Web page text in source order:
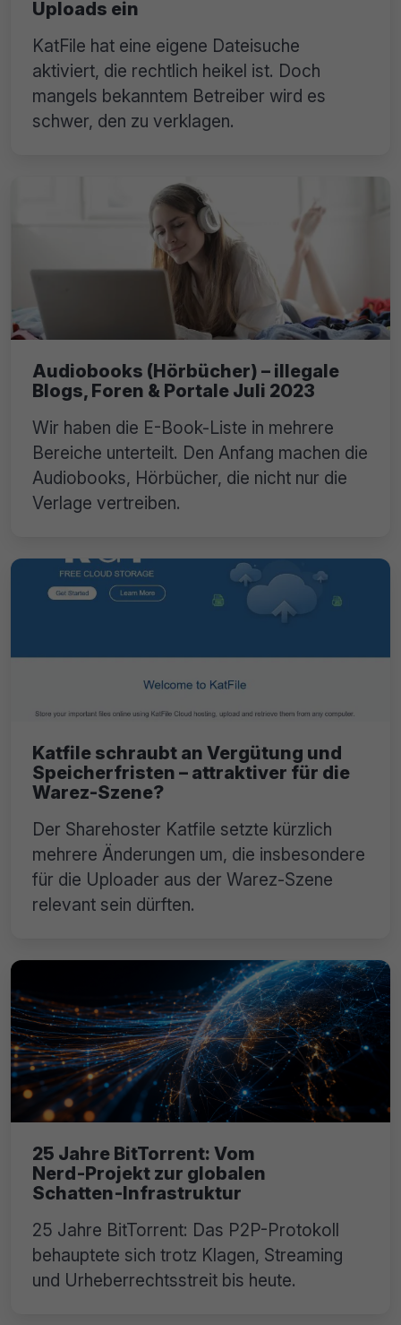
Uploads ein
KatFile hat eine eigene Dateisuche
aktiviert, die rechtlich heikel ist. Doch
mangels bekanntem Betreiber wird es
schwer, den zu verklagen.
Audiobooks (Hörbücher) – illegale
Blogs, Foren & Portale Juli 2023
Wir haben die E-Book-Liste in mehrere
Bereiche unterteilt. Den Anfang machen die
Audiobooks, Hörbücher, die nicht nur die
Verlage vertreiben.
Katfile schraubt an Vergütung und
Speicherfristen – attraktiver für die
Warez-Szene?
Der Sharehoster Katfile setzte kürzlich
mehrere Änderungen um, die insbesondere
für die Uploader aus der Warez-Szene
relevant sein dürften.
25 Jahre BitTorrent: Vom
Nerd‑Projekt zur globalen
Schatten‑Infrastruktur
25 Jahre BitTorrent: Das P2P-Protokoll
behauptete sich trotz Klagen, Streaming
und Urheberrechtsstreit bis heute.